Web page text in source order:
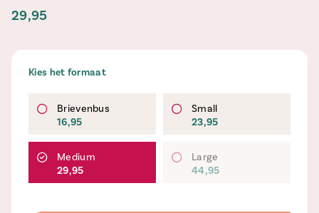
29,95
Kies het formaat
Brievenbus
16,95
Small
23,95
Medium
29,95
Large
44,95